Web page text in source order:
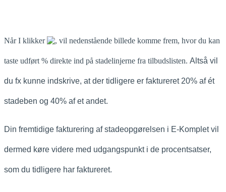
Når I klikker , vil nedenstående billede komme frem, hvor du kan
taste udført % direkte ind på stadelinjerne fra tilbudslisten. Altså vil
du fx kunne indskrive, at der tidligere er faktureret 20% af ét
stadeben og 40% af et andet.
Din fremtidige fakturering af stadeopgørelsen i E-Komplet vil
dermed køre videre med udgangspunkt i de procentsatser,
som du tidligere har faktureret.